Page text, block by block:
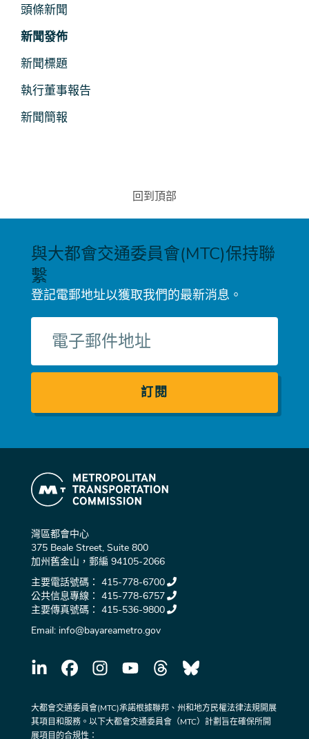
新
聞
及
媒
體
頭條新聞
新聞發佈
新聞標題
執行董事報告
新聞簡報
回到頂部
與大都會交通委員會(MTC)保持聯
繫
登記電郵地址以獲取我們的最新消息。
郵
件
灣區都會中心
375 Beale Street, Suite 800
加州舊金山，郵編 94105-2066
主要電話號碼： 415-778-6700
公共信息專線： 415-778-6757
主要傳真號碼： 415-536-9800
Email: info@bayareametro.gov
大都會交通委員會(MTC)承諾根據聯邦、州和地方民權法律法規開展
其項目和服務。以下大都會交通委員會（MTC）計劃旨在確保所開
展項目的合規性：